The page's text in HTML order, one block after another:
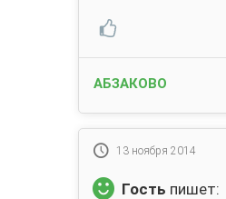
АБЗАКОВО
13 ноября 2014
Гость пишет: